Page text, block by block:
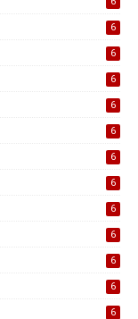
6
6
6
6
6
6
6
6
6
6
6
6